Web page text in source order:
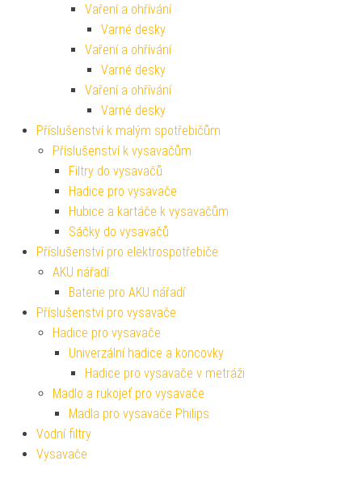
Vaření a ohřívání
Varné desky
Vaření a ohřívání
Varné desky
Vaření a ohřívání
Varné desky
Příslušenství k malým spotřebičům
Příslušenství k vysavačům
Filtry do vysavačů
Hadice pro vysavače
Hubice a kartáče k vysavačům
Sáčky do vysavačů
Příslušenství pro elektrospotřebiče
AKU nářadí
Baterie pro AKU nářadí
Příslušenství pro vysavače
Hadice pro vysavače
Univerzální hadice a koncovky
Hadice pro vysavače v metráži
Madlo a rukojeť pro vysavače
Madla pro vysavače Philips
Vodní filtry
Vysavače